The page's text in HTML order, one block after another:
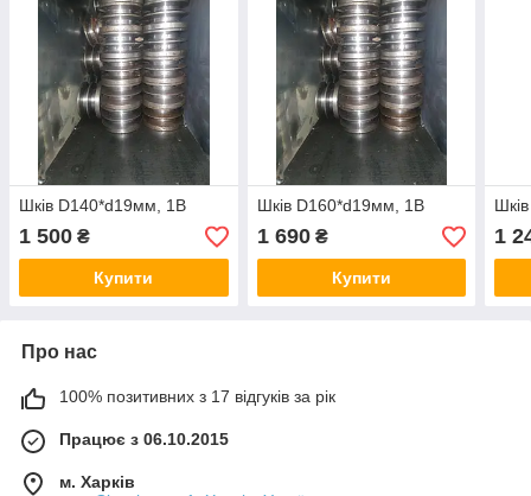
Шків D140*d19мм, 1B
1 500 ₴
Купити
Шків D160*d19мм, 1B
1 690₴
Купити
1
Про нас
100% позитивних з 17 відгуків за рік
Працює з 06.10.2015
м. Харків